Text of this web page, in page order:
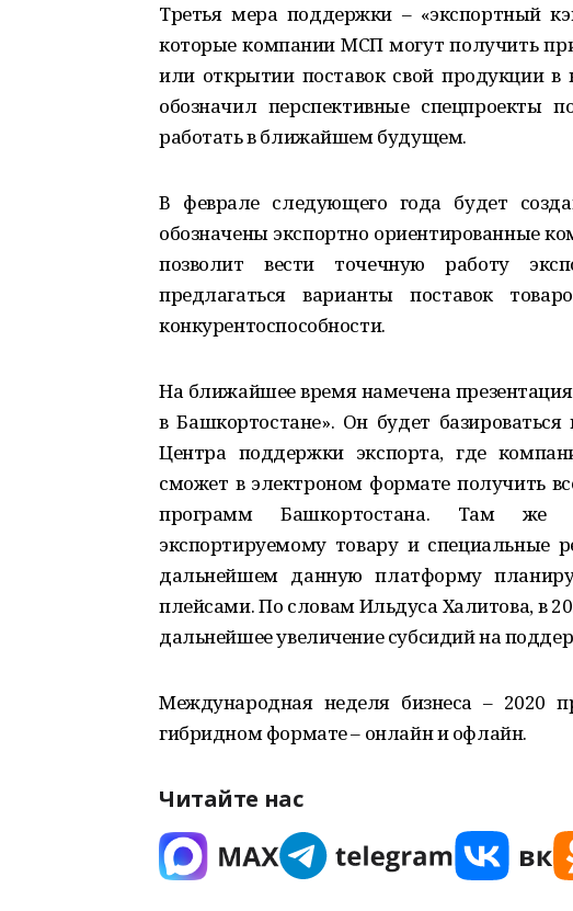
Третья мера поддержки – «экспортный
которые компании МСП могут получить
или открытии поставок свой продукции
обозначил перспективные спецпроекты
работать в ближайшем будущем.
В феврале следующего года будет
обозначены экспортно ориентированные
позволит вести точечную работу
предлагаться варианты поставок
конкурентоспособности.
На ближайшее время намечена
в Башкортостане». Он будет
Центра поддержки экспорта, где
сможет в электроном формате получить
программ Башкортостана. Там же
экспортируемому товару и специальные
дальнейшем данную платформу
плейсами. По словам Ильдуса Халитова, в
дальнейшее увеличение субсидий на
Международная неделя бизнеса – 2020
гибридном формате – онлайн и офлайн.
Читайте нас